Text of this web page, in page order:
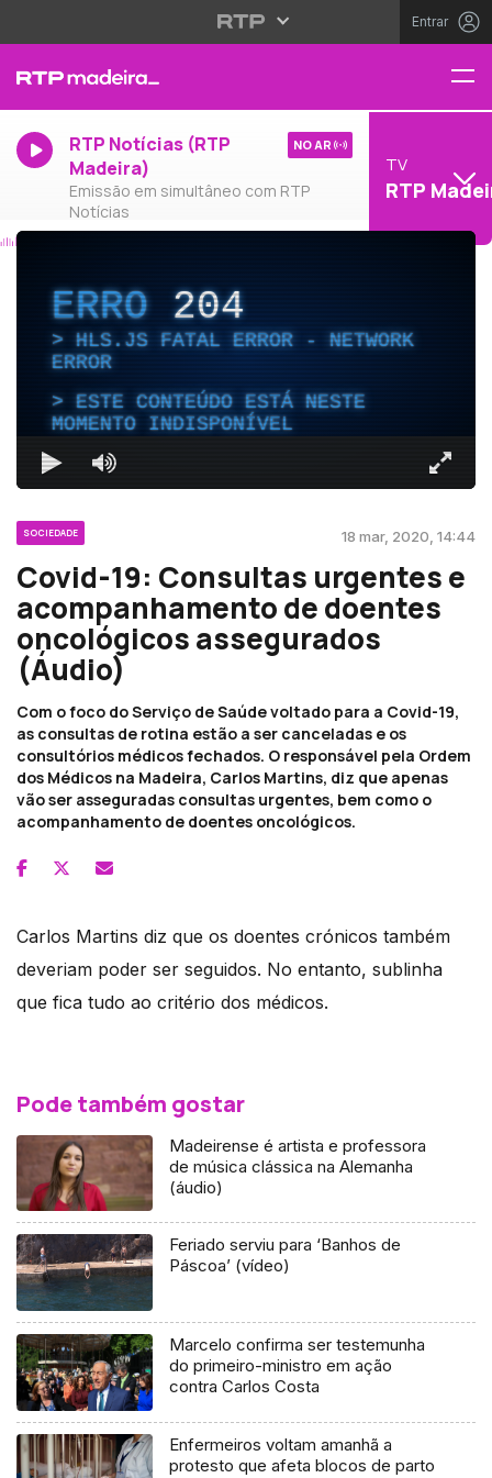
Entrar
RTP Notícias (RTP
Madeira)
Emissão em simultâneo com RTP
Notícias
NO AR
TV
RTP
ERRO204
HLS.JS FATAL ERROR - NETWORK
ERROR
ESTE CONTEÚDO ESTÁ NESTE
MOMENTO INDISPONÍVEL
SOCIEDADE 18 mar, 2020, 14:44
Covid-19: Consultas urgentes e
acompanhamento de doentes
oncológicos assegurados
(Áudio)
Com o foco do Serviço de Saúde voltado para a Covid-19,
as consultas de rotina estão a ser canceladas e os
consultórios médicos fechados. O responsável pela Ordem
dos Médicos na Madeira, Carlos Martins, diz que apenas
vão ser asseguradas consultas urgentes, bem como o
acompanhamento de doentes oncológicos.
Carlos Martins diz que os doentes crónicos também
deveriam poder ser seguidos. No entanto, sublinha
que fica tudo ao critério dos médicos.
Pode também gostar
Madeirense é artista e professora
de música clássica na Alemanha
(áudio)
Feriado serviu para ‘Banhos de
Páscoa’ (vídeo)
Marcelo confirma ser testemunha
do primeiro-ministro em ação
contra Carlos Costa
Enfermeiros voltam amanhã a
protesto que afeta blocos de parto